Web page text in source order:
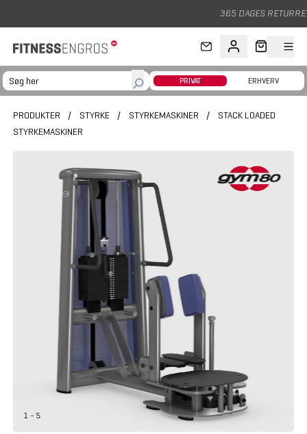
365 DAGES RETURRET
PRIVAT ERHVERV
PRODUKTER / STYRKE / STYRKEMASKINER /
STACK LOADED
STYRKEMASKINER
1 - 5